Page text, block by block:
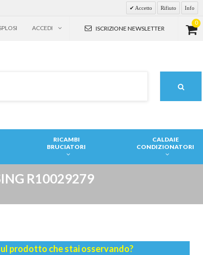
Accetto Rifiuto Info
0
ISCRIZIONE NEWSLETTER
ACCEDI
RICAMBI
BRUCIATORI
CALDAIE
CONDIZIONATORI
R10029279
prodotto che stai osservando?